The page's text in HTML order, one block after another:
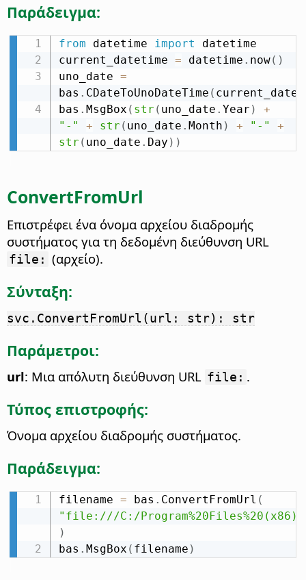
Παράδειγμα:
from datetime import datetime
current_datetime = datetime . now( )
uno_date =
bas . CDateToUnoDateTime (
bas . MsgBox ( str ( uno_date . Year )
+
"-"
+ str ( uno_date . Month ) + "-"
+
str ( uno_date . Day ) )
ConvertFromUrl
Επιστρέφει ένα όνομα αρχείου διαδρομής
συστήματος για τη δεδομένη διεύθυνση URL
file: (αρχείο).
Σύνταξη:
svc.ConvertFromUrl(url: str): str
Παράμετροι:
url: Μια απόλυτη διεύθυνση URL file: .
Τύπος επιστροφής:
Όνομα αρχείου διαδρομής συστήματος.
Παράδειγμα:
filename = bas . ConvertFromUrl (
"file:///C:/
)
bas . MsgBox ( filename )